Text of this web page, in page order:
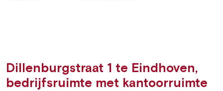
Dillenburgstraat 1 te Eindhoven,
bedrijfsruimte met kantoorruimte